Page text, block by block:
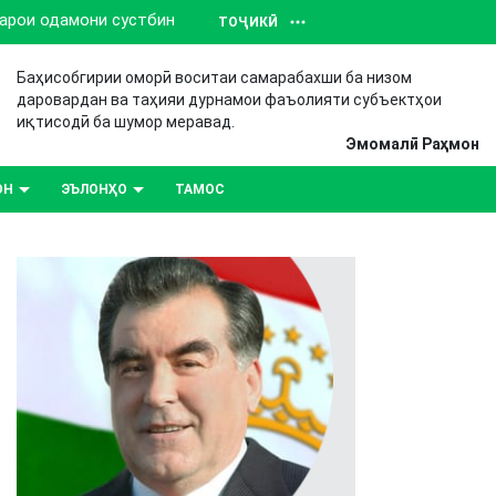
одамони сустбин ТОҶИКӢ
Баҳисобгирии оморӣ воситаи самарабахши ба низом
даровардан ва таҳияи дурнамои фаъолияти субъектҳои
иқтисодӣ ба шумор меравад.
Эмомалӣ Раҳмон
ЭЪЛОНҲО ТАМОС